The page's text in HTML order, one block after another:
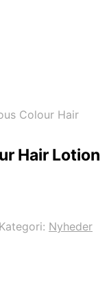
Colour Hair
Hair Lotion
Kategori: Nyheder